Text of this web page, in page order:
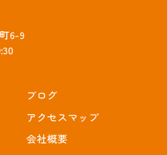
6-9
ブログ
アクセスマップ
会社概要